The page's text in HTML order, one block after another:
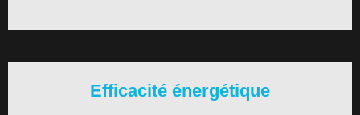
Efficacité énergétique